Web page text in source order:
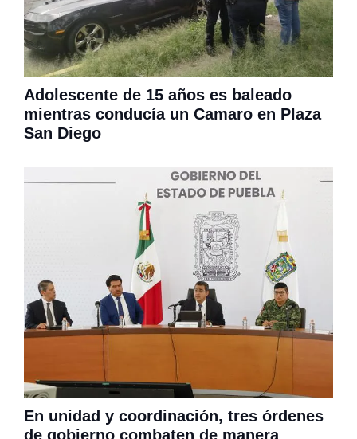
Adolescente de 15 años es baleado
mientras conducía un Camaro en Plaza
San Diego
En unidad y coordinación, tres órdenes
de gobierno combaten de manera